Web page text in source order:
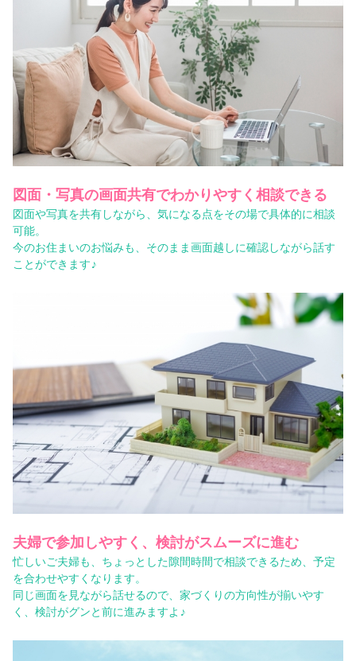
図面・写真の画面共有でわかりやすく相談できる
図面や写真を共有しながら、気になる点をその場で具体的に相談
可能。
今のお住まいのお悩みも、そのまま画面越しに確認しながら話す
ことができます♪
夫婦で参加しやすく、検討がスムーズに進む
忙しいご夫婦も、ちょっとした隙間時間で相談できるため、予定
を合わせやすくなります。
同じ画面を見ながら話せるので、家づくりの方向性が揃いやす
く、検討がグンと前に進みますよ♪